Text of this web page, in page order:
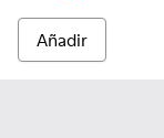
Añadir